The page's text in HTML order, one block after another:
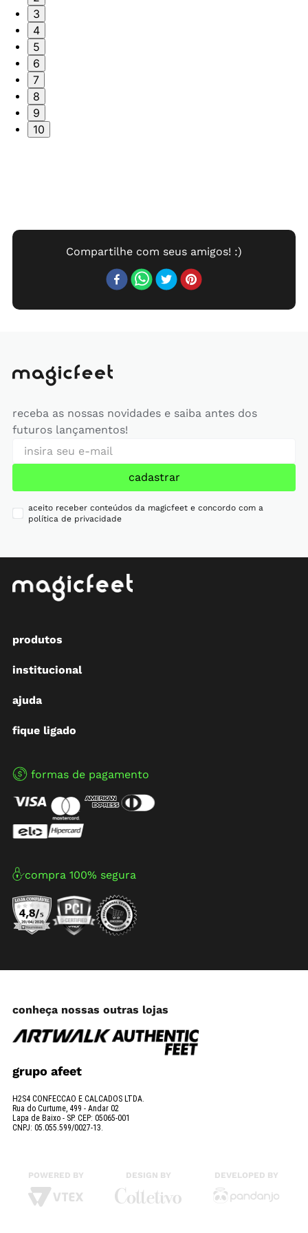
3
4
5
6
7
8
9
10
receba as nossas novidades e saiba antes dos
futuros lançamentos!
cadastrar
aceito receber conteúdos da magicfeet e concordo com a
política de privacidade
produtos
institucional
ajuda
fique ligado
formas de pagamento
compra 100% segura
conheça nossas outras lojas
grupo afeet
H2S4 CONFECCAO E CALCADOS LTDA.
Rua do Curtume, 499 - Andar 02
Lapa de Baixo - SP. CEP: 05065-001
CNPJ: 05.055.599/0027-13.
POWERED BY DESIGN BY DEVELOPED BY